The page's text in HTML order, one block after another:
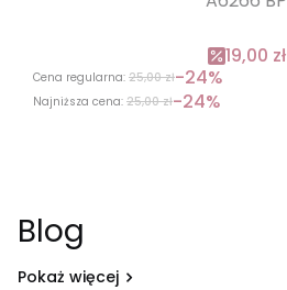
19,00 zł
Cena regularna: 25,00 zł-24%
Najniższa cena: 25,00 zł-24%
Blog
Pokaż więcej